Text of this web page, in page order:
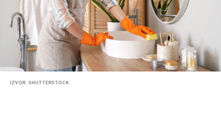
IZVOR: SHUTTERSTOCK